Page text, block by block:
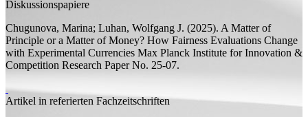
Diskussionspapiere
Chugunova, Marina; Luhan, Wolfgang J. (2025). A Matter of
Principle or a Matter of Money? How Fairness Evaluations Change
with Experimental Currencies Max Planck Institute for Innovation &
Competition Research PaperNo. 25-07.
Artikel in referierten Fachzeitschriften